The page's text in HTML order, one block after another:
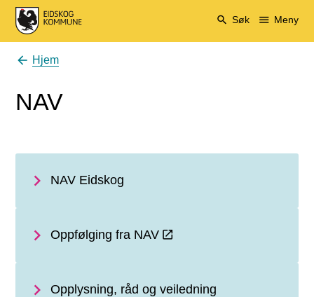
Eidskog kommune Søk Meny
Du er her:
Hjem
NAV
NAV Eidskog
Oppfølging fra NAV
Opplysning, råd og veiledning